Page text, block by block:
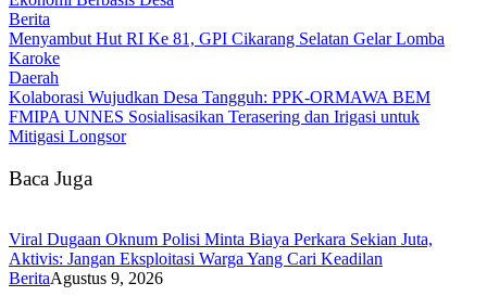
Berita
Menyambut Hut RI Ke 81, GPI Cikarang Selatan Gelar Lomba
Karoke
Daerah
Kolaborasi Wujudkan Desa Tangguh: PPK-ORMAWA BEM
FMIPA UNNES Sosialisasikan Terasering dan Irigasi untuk
Mitigasi Longsor
Baca Juga
Viral Dugaan Oknum Polisi Minta Biaya Perkara Sekian Juta,
Aktivis: Jangan Eksploitasi Warga Yang Cari Keadilan
BeritaAgustus 9, 2026